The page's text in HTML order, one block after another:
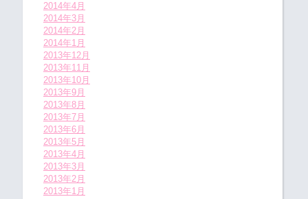
2014年4月
2014年3月
2014年2月
2014年1月
2013年12月
2013年11月
2013年10月
2013年9月
2013年8月
2013年7月
2013年6月
2013年5月
2013年4月
2013年3月
2013年2月
2013年1月